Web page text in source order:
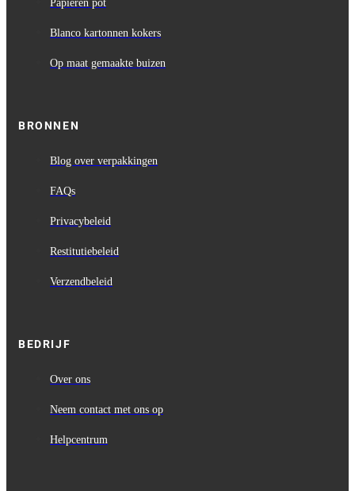
Papieren pot
Blanco kartonnen kokers
Op maat gemaakte buizen
BRONNEN
Blog over verpakkingen
FAQs
Privacybeleid
Restitutiebeleid
Verzendbeleid
BEDRIJF
Over ons
Neem contact met ons op
Helpcentrum